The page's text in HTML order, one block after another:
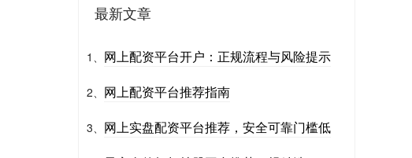
最新文章
1、 网上配资平台开户：正规流程与风险提示
2、 网上配资平台推荐指南
3、 网上实盘配资平台推荐，安全可靠门槛低